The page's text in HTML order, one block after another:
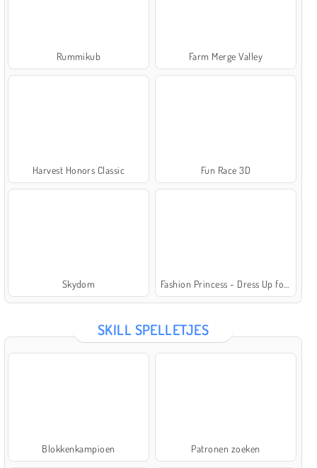
Rummikub Farm Merge Valley
Harvest Honors Classic Fun Race 3D
Skydom Fashion Princess - Dress Up for Girls
SKILL SPELLETJES
Blokkenkampioen Patronen zoeken